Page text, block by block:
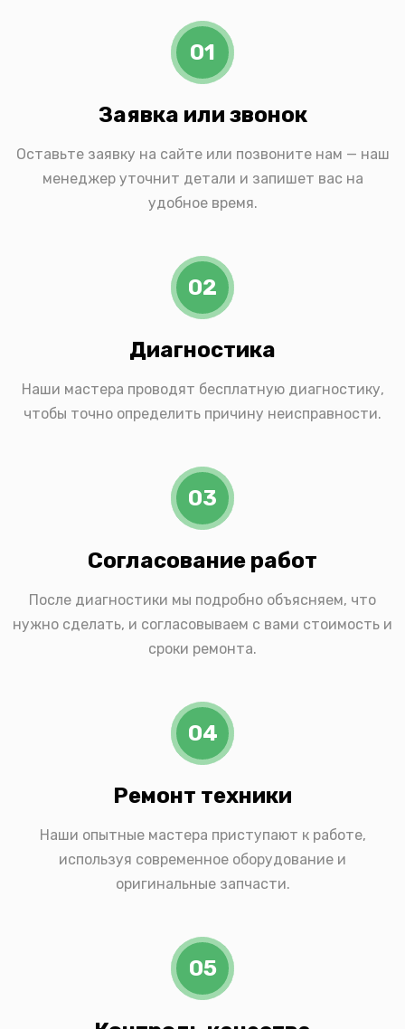
01
Заявка или звонок
Оставьте заявку на сайте или позвоните нам — наш
менеджер уточнит детали и запишет вас на
удобное время.
02
Диагностика
Наши мастера проводят бесплатную диагностику,
чтобы точно определить причину неисправности.
03
Согласование работ
После диагностики мы подробно объясняем, что
нужно сделать, и согласовываем с вами стоимость и
сроки ремонта.
04
Ремонт техники
Наши опытные мастера приступают к работе,
используя современное оборудование и
оригинальные запчасти.
05